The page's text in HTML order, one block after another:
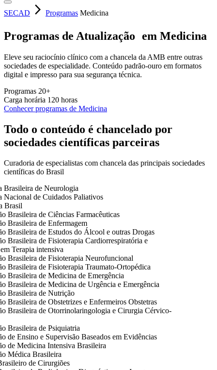
SECAD arrow_forward_ios Programas Medicina
Programas de Atualização em Medicina
Eleve seu raciocínio clínico com a chancela da AMB entre outras
sociedades de especialidade. Conteúdo padrão-ouro em formatos
digital e impresso para sua segurança técnica.
Programas 20+
Carga horária 120 horas
Conhecer programas de Medicina
Todo o conteúdo é chancelado por
sociedades científicas parceiras
Curadoria de especialistas com chancela das principais sociedades
científicas do Brasil